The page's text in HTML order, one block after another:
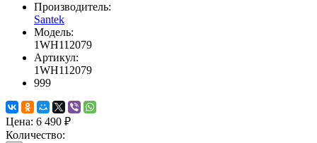
Производитель:
Santek
Модель:
1WH112079
Артикул:
1WH112079
999
Цена: 6 490 ₽
Количество: